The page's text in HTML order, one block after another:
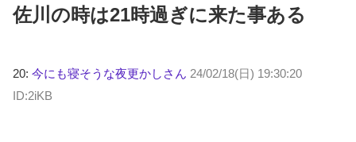
佐川の時は21時過ぎに来た事ある
20: 今にも寝そうな夜更かしさん 24/02/18(日) 19:30:20
ID:2iKB